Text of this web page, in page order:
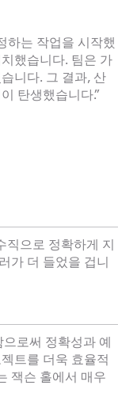
하는 작업을 시작했
했습니다. 팀은 가
니다. 그 결과, 산
탄생했습니다.”
직으로 정확하게 지
가 더 들었을 겁니
로써 정확성과 예
트를 더욱 효율적
잭슨 홀에서 매우